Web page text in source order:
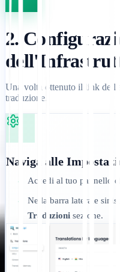
2.
Una volta ottenuto il link
traduzione.
Naviga alle
• Accedi al tuo pannello
• Nella barra laterale
Traduzioni sezione.